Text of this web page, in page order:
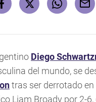
Diego
del mundo, se
tras ser derrotado
Liam Broady por 2-6,